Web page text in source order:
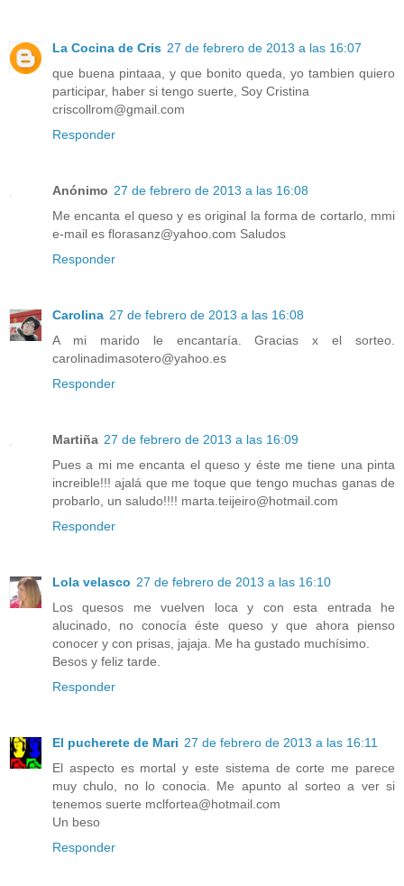
La Cocina de Cris 27 de febrero de 2013 a las 16:07
que buena pintaaa, y que bonito queda, yo tambien quiero
participar, haber si tengo suerte, Soy Cristina
criscollrom@gmail.com
Responder
Anónimo 27 de febrero de 2013 a las 16:08
Me encanta el queso y es original la forma de cortarlo, mmi
e-mail es florasanz@yahoo.com Saludos
Responder
Carolina 27 de febrero de 2013 a las 16:08
A mi marido le encantaría. Gracias x el sorteo.
carolinadimasotero@yahoo.es
Responder
Martiña 27 de febrero de 2013 a las 16:09
Pues a mi me encanta el queso y éste me tiene una pinta
increible!!! ajalá que me toque que tengo muchas ganas de
probarlo, un saludo!!!! marta.teijeiro@hotmail.com
Responder
Lola velasco 27 de febrero de 2013 a las 16:10
Los quesos me vuelven loca y con esta entrada he
alucinado, no conocía éste queso y que ahora pienso
conocer y con prisas, jajaja. Me ha gustado muchísimo.
Besos y feliz tarde.
Responder
El pucherete de Mari 27 de febrero de 2013 a las 16:11
El aspecto es mortal y este sistema de corte me parece
muy chulo, no lo conocia. Me apunto al sorteo a ver si
tenemos suerte mclfortea@hotmail.com
Un beso
Responder